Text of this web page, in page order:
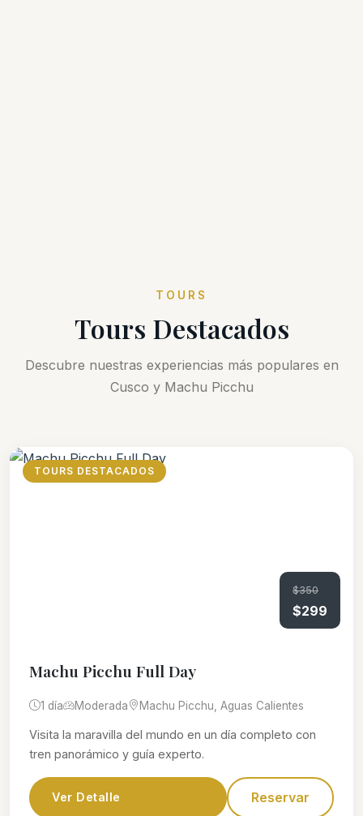
TOURS
Tours Destacados
Descubre nuestras experiencias más populares en
Cusco y Machu Picchu
TOURS DESTACADOS
$350
$299
Machu Picchu Full Day
1 día Moderada Machu Picchu, Aguas Calientes
Visita la maravilla del mundo en un día completo con
tren panorámico y guía experto.
Ver Detalle Reservar